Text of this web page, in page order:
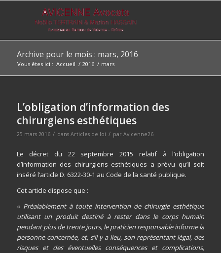
Archive pour le mois : mars, 2016
Vous êtes ici : Accueil / 2016 / mars
L’obligation d’information des
chirurgiens esthétiques
25 mars 2016 / dans Articles de loi / par Avicenne26
Le décret du 22 septembre 2015 relatif à l’obligation
d’information des chirurgiens esthétiques a prévu qu’il soit
inséré l’article D. 6322-30-1 au Code de la santé publique.
Cet article dispose que :
« Préalablement à toute intervention de chirurgie esthétique
utilisant un produit destiné à rester dans le corps humain
pendant plus de trente jours, le praticien responsable informe la
personne concernée, et, s’il y a lieu, son représentant légal, des
risques et des éventuelles conséquences et complications,